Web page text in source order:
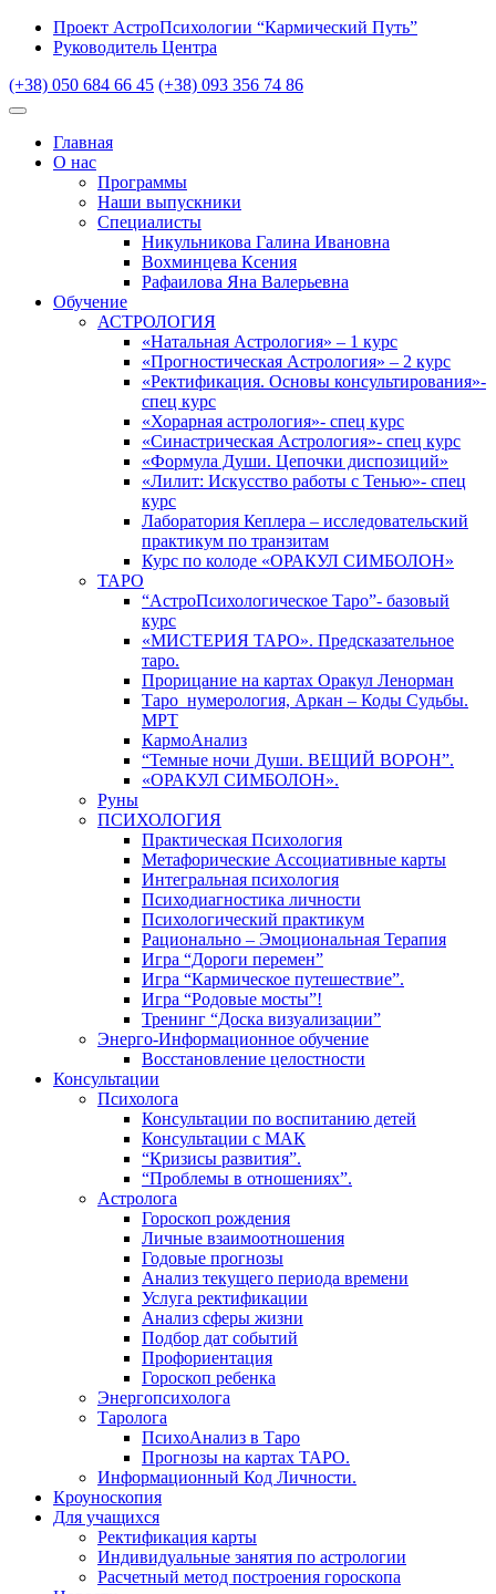
Проект АстроПсихологии “Кармический Путь”
Руководитель Центра
(+38) 050 684 66 45 (+38) 093 356 74 86
Главная
О нас
Программы
Наши выпускники
Специалисты
Никульникова Галина Ивановна
Вохминцева Ксения
Рафаилова Яна Валерьевна
Обучение
АСТРОЛОГИЯ
«Натальная Астрология» – 1 курс
«Прогностическая Астрология» – 2 курс
«Ректификация. Основы консультирования»-
спец курс
«Хорарная астрология»- спец курс
«Синастрическая Астрология»- спец курс
«Формула Души. Цепочки диспозиций»
«Лилит: Искусство работы с Тенью»- спец
курс
Лаборатория Кеплера – исследовательский
практикум по транзитам
Курс по колоде «ОРАКУЛ СИМБОЛОН»
ТАРО
“АстроПсихологическое Таро”- базовый
курс
«МИСТЕРИЯ ТАРО». Предсказательное
таро.
Прорицание на картах Оракул Ленорман
Таро_нумерология, Аркан – Коды Судьбы.
МРТ
КармоАнализ
“Темные ночи Души. ВЕЩИЙ ВОРОН”.
«ОРАКУЛ СИМБОЛОН».
Руны
ПСИХОЛОГИЯ
Практическая Психология
Метафорические Ассоциативные карты
Интегральная психология
Психодиагностика личности
Психологический практикум
Рационально – Эмоциональная Терапия
Игра “Дороги перемен”
Игра “Кармическое путешествие”.
Игра “Родовые мосты”!
Тренинг “Доска визуализации”
Энерго-Информационное обучение
Восстановление целостности
Консультации
Психолога
Консультации по воспитанию детей
Консультации с МАК
“Кризисы развития”.
“Проблемы в отношениях”.
Астролога
Гороскоп рождения
Личные взаимоотношения
Годовые прогнозы
Анализ текущего периода времени
Услуга ректификации
Анализ сферы жизни
Подбор дат событий
Профориентация
Гороскоп ребенка
Энергопсихолога
Таролога
ПсихоАнализ в Таро
Прогнозы на картах ТАРО.
Информационный Код Личности.
Кроуноскопия
Для учащихся
Ректификация карты
Индивидуальные занятия по астрологии
Расчетный метод построения гороскопа